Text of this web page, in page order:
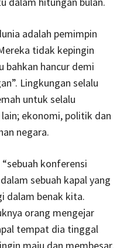
adalah pemimpin
tidak kepingin
bahkan hancur demi
Lingkungan selalu
untuk selalu
ekonomi, politik dan
negara.
konferensi
sebuah kapal yang
dalam benak kita.
orang mengejar
tempat dia tinggal